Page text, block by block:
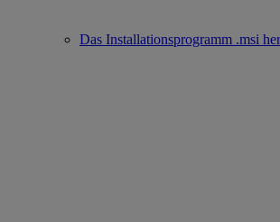
Das Installationsprogramm .msi